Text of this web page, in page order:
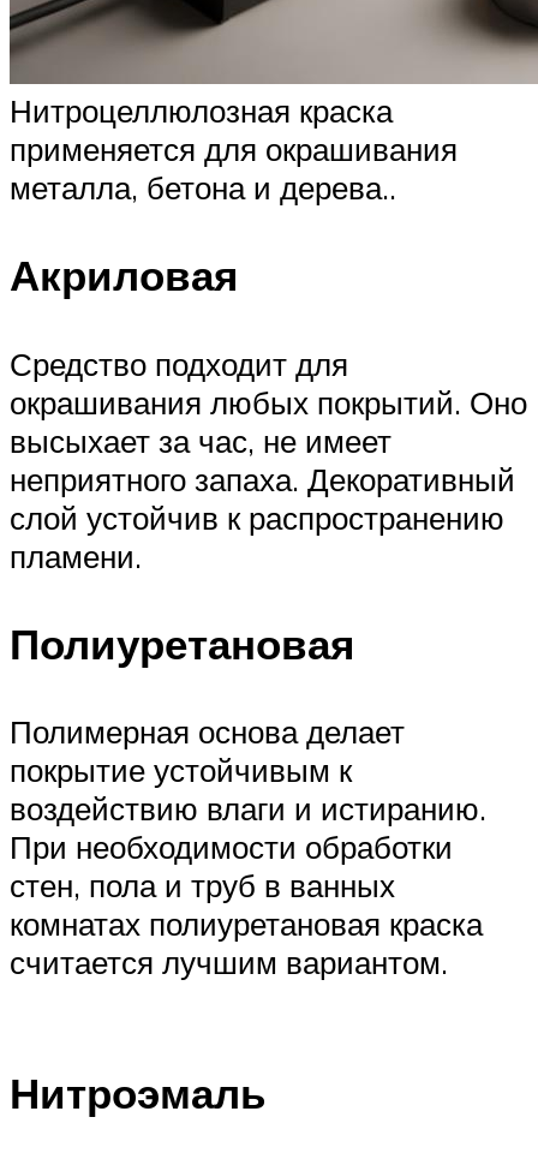
Нитроцеллюлозная краска
применяется для окрашивания
металла, бетона и дерева..
Акриловая
Средство подходит для
окрашивания любых покрытий. Оно
высыхает за час, не имеет
неприятного запаха. Декоративный
слой устойчив к распространению
пламени.
Полиуретановая
Полимерная основа делает
покрытие устойчивым к
воздействию влаги и истиранию.
При необходимости обработки
стен, пола и труб в ванных
комнатах полиуретановая краска
считается лучшим вариантом.
Нитроэмаль